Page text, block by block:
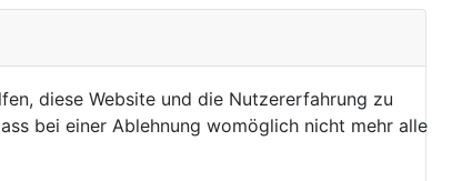
diese Website und die Nutzererfahrung zu
bei einer Ablehnung womöglich nicht mehr alle